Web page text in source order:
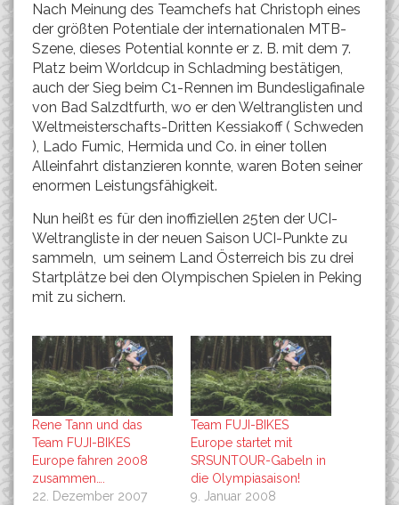
Nach Meinung des Teamchefs hat Christoph eines
der größten Potentiale der internationalen MTB-
Szene, dieses Potential konnte er z. B. mit dem 7.
Platz beim Worldcup in Schladming bestätigen,
auch der Sieg beim C1-Rennen im Bundesligafinale
von Bad Salzdtfurth, wo er den Weltranglisten und
Weltmeisterschafts-Dritten Kessiakoff ( Schweden
), Lado Fumic, Hermida und Co. in einer tollen
Alleinfahrt distanzieren konnte, waren Boten seiner
enormen Leistungsfähigkeit.
Nun heißt es für den inoffiziellen 25ten der UCI-
Weltrangliste in der neuen Saison UCI-Punkte zu
sammeln, um seinem Land Österreich bis zu drei
Startplätze bei den Olympischen Spielen in Peking
mit zu sichern.
Rene Tann und das
Team FUJI-BIKES
Europe fahren 2008
zusammen….
22. Dezember 2007
Team FUJI-BIKES
Europe startet mit
SRSUNTOUR-Gabeln in
die Olympiasaison!
9. Januar 2008